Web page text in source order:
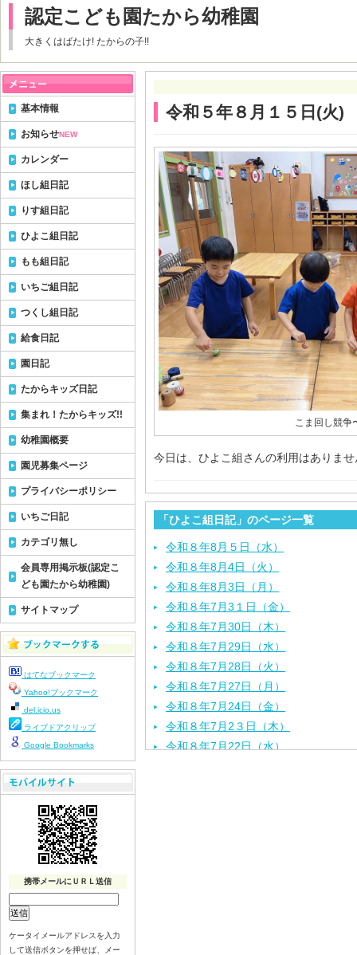
認定こども園たから幼稚園
大きくはばたけ! たからの子!!
令和５年８月１５日(火)
こま回し競争
今日は、ひよこ組さんの利用はありま
「ひよこ組日記」のページ一覧
令和８年8月５日（水）
令和８年8月4日（火）
令和８年8月3日（月）
令和８年7月3１日（金）
令和８年7月30日（木）
令和８年7月29日（水）
令和８年7月28日（火）
令和８年7月27日（月）
令和８年7月24日（金）
令和８年7月2３日（木）
令和８年7月22日（水）
基本情報
お知らせNEW
カレンダー
ほし組日記
りす組日記
ひよこ組日記
もも組日記
いちご組日記
つくし組日記
給食日記
園日記
たからキッズ日記
集まれ！たからキッズ!!
幼稚園概要
園児募集ページ
プライバシーポリシー
いちご日記
カテゴリ無し
会員専用掲示板(認定こ
ども園たから幼稚園)
サイトマップ
はてなブックマーク
Yahoo!ブックマーク
del.icio.us
ライブドアクリップ
Google Bookmarks
携帯メールにＵＲＬ送信
ケータイメールアドレスを入力
して送信ボタンを押せば、メー